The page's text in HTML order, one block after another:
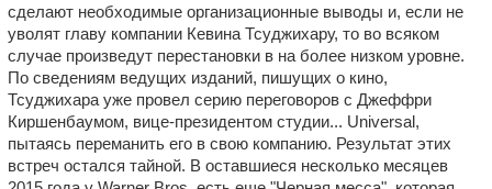
сделают необходимые организационные выводы и, если не
уволят главу компании Кевина Тсуджихару, то во всяком
случае произведут перестановки в на более низком уровне.
По сведениям ведущих изданий, пишущих о кино,
Тсуджихара уже провел серию переговоров с Джеффри
Киршенбаумом, вице-президентом студии... Universal,
пытаясь переманить его в свою компанию. Результат этих
встреч остался тайной. В оставшиеся несколько месяцев